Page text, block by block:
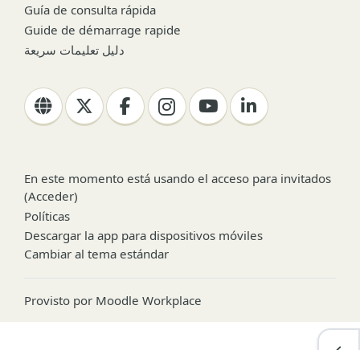
Guía de consulta rápida
Guide de démarrage rapide
دليل تعليمات سريعة
En este momento está usando el acceso para invitados
(Acceder)
Políticas
Descargar la app para dispositivos móviles
Cambiar al tema estándar
Provisto por Moodle Workplace